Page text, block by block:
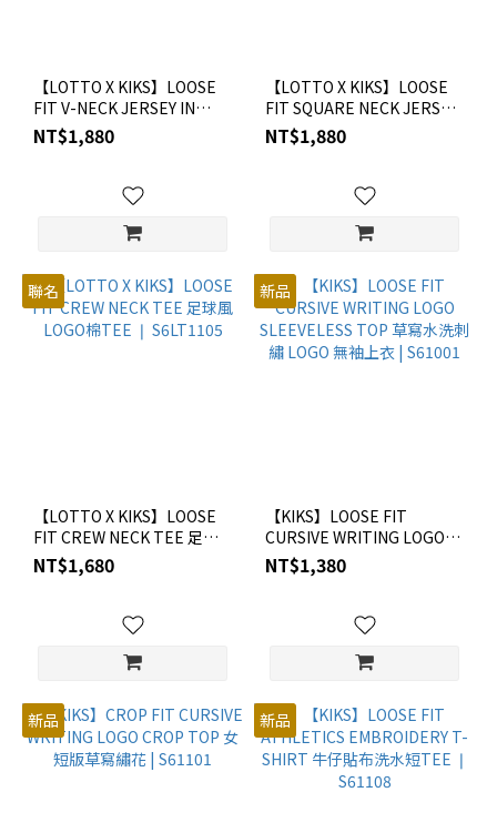
【LOTTO X KIKS】LOOSE
FIT V-NECK JERSEY IN
POLYESTER (STRIPE)V領大
LOGO 復古足球衣 ❘
NT$1,880
【LOTTO X KIKS】LOOSE
FIT SQUARE NECK JERSEY
WITH RIBBON PRINTED 復
古90's串標寬版足球衣 ❘
NT$1,880
聯名
【LOTTO X KIKS】LOOSE
FIT CREW NECK TEE 足球
風LOGO棉TEE ❘ S6LT1105
NT$1,680
新品
【KIKS】LOOSE FIT
CURSIVE WRITING LOGO
SLEEVELESS TOP 草寫水洗
刺繡 LOGO 無袖上衣 |
NT$1,380
新品 新品